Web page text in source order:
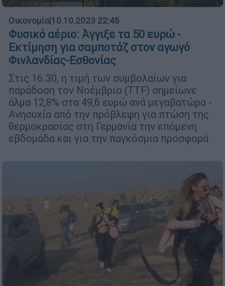
Οικονομία|10.10.2023 22:45
Φυσικό αέριο: Άγγιξε τα 50 ευρώ -
Εκτίμηση για σαμποτάζ στον αγωγό
Φινλανδίας-Εσθονίας
Στις 16.30, η τιμή των συμβολαίων για
παράδοση τον Νοέμβριο (TTF) σημείωνε
άλμα 12,8% στα 49,6 ευρώ ανά μεγαβατώρα -
Ανησυχία από την πρόβλεψη για πτώση της
θερμοκρασίας στη Γερμανία την επόμενη
εβδομάδα και για την παγκόσμια προσφορά